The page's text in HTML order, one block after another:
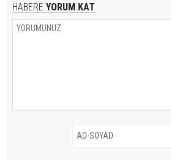
HABERE YORUM KAT